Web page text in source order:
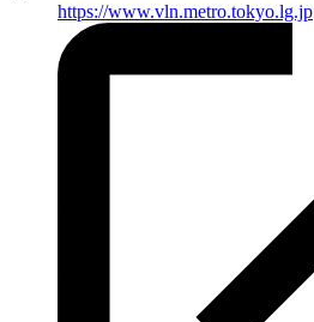
https://www.vln.metro.tokyo.lg.jp